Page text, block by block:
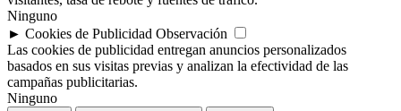
Ninguno
► Cookies de Publicidad Observación
Las cookies de publicidad entregan anuncios personalizados
basados en sus visitas previas y analizan la efectividad de las
campañas publicitarias.
Ninguno